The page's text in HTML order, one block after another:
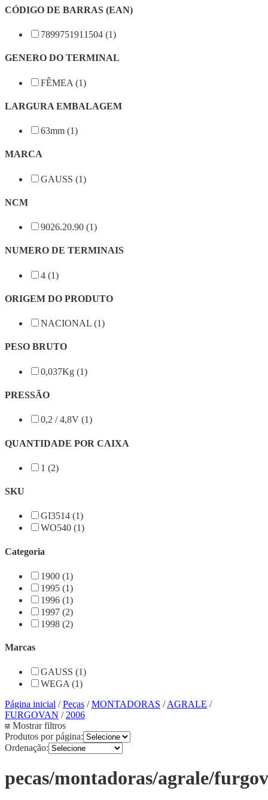
CÓDIGO DE BARRAS (EAN)
7899751911504 (1)
GENERO DO TERMINAL
FÊMEA (1)
LARGURA EMBALAGEM
63mm (1)
MARCA
GAUSS (1)
NCM
9026.20.90 (1)
NUMERO DE TERMINAIS
4 (1)
ORIGEM DO PRODUTO
NACIONAL (1)
PESO BRUTO
0,037Kg (1)
PRESSÃO
0,2 / 4,8V (1)
QUANTIDADE POR CAIXA
1 (2)
SKU
GI3514 (1)
WO540 (1)
Categoria
1900 (1)
1995 (1)
1996 (1)
1997 (2)
1998 (2)
Marcas
GAUSS (1)
WEGA (1)
Página inicial /Peças /MONTADORAS /AGRALE /
FURGOVAN /2006
Mostrar filtros
Produtos por página:
Ordenação:
pecas/montadoras/agrale/